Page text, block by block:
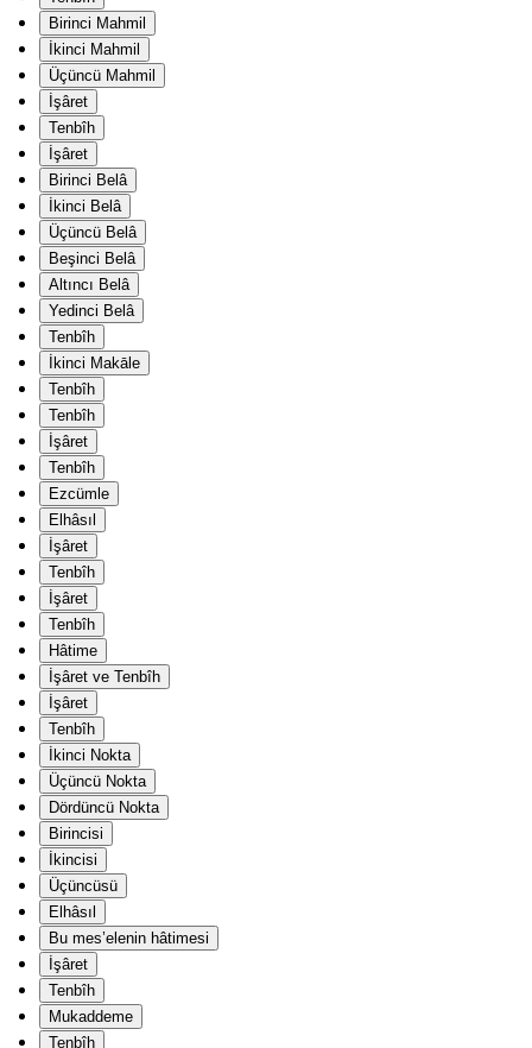
Birinci Mahmil
İkinci Mahmil
Üçüncü Mahmil
İşâret
Tenbîh
İşâret
Birinci Belâ
İkinci Belâ
Üçüncü Belâ
Beşinci Belâ
Altıncı Belâ
Yedinci Belâ
Tenbîh
İkinci Makāle
Tenbîh
Tenbîh
İşâret
Tenbîh
Ezcümle
Elhâsıl
İşâret
Tenbîh
İşâret
Tenbîh
Hâtime
İşâret ve Tenbîh
İşâret
Tenbîh
İkinci Nokta
Üçüncü Nokta
Dördüncü Nokta
Birincisi
İkincisi
Üçüncüsü
Elhâsıl
Bu mes’elenin hâtimesi
İşâret
Tenbîh
Mukaddeme
Tenbîh